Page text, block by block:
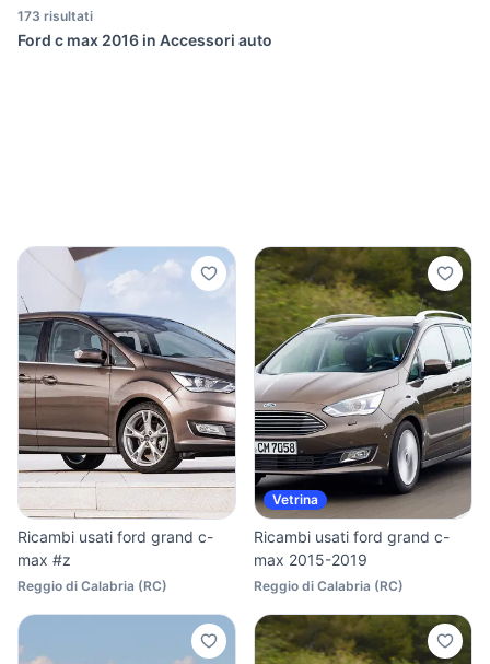
173 risultati
Ford c max 2016 in Accessori auto
Ricambi usati ford grand c-
max #z
Reggio di Calabria (RC)
Vetrina
Ricambi usati ford grand c-
max 2015-2019
Reggio di Calabria (RC)